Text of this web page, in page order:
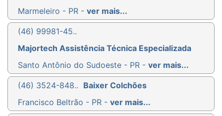
Marmeleiro - PR - ver mais...
(46) 99981-45..
Majortech Assistência Técnica Especializada
Santo Antônio do Sudoeste - PR - ver mais...
(46) 3524-848.. Baixer Colchões
Francisco Beltrão - PR - ver mais...